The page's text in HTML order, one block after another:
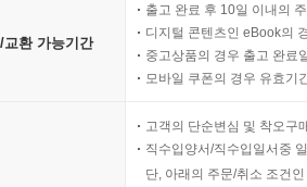
교환 가능기간
출고 완료 후 10일 이내의
디지털 콘텐츠인 eBook의
중고상품의 경우 출고 완료
모바일 쿠폰의 경우 유효기
고객의 단순변심 및 착오구
직수입양서/직수입일서중
단, 아래의 주문/취소 조건